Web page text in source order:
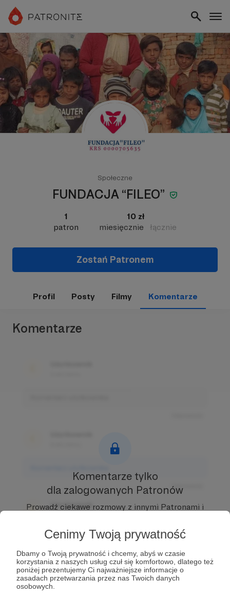
Cenimy Twoją prywatność
Dbamy o Twoją prywatność i chcemy, abyś w czasie
korzystania z naszych usług czuł się komfortowo, dlatego też
poniżej prezentujemy Ci najważniejsze informacje o
zasadach przetwarzania przez nas Twoich danych
osobowych.
Społeczne
FUNDACJA “FILEO”
1
patron
10 zł
miesięcznie
łącznie
Zostań Patronem
Profil Posty Filmy Komentarze
Komentarze
Odpowiedz
Użytkownik
Komentarz użytkownika
Odpowiedz
Użytkownik
3 dni temu
Komentarze tylko
dla zalogowanych Patronów
Prowadź ciekawe rozmowy z innymi Patronami i
Zostań Patronem